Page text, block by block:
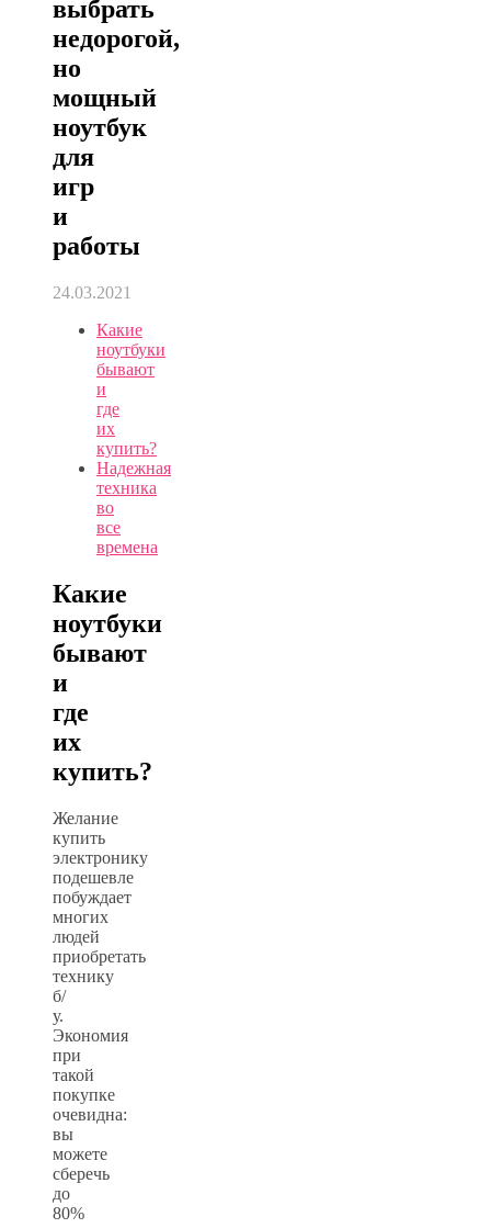
выбрать
недорогой,
но
мощный
ноутбук
для
игр
и
работы
24.03.2021
Какие
ноутбуки
бывают
и
где
их
купить?
Надежная
техника
во
все
времена
Какие
ноутбуки
бывают
и
где
их
купить?
Желание
купить
электронику
подешевле
побуждает
многих
людей
приобретать
технику
б/
у.
Экономия
при
такой
покупке
очевидна:
вы
можете
сберечь
до
80%